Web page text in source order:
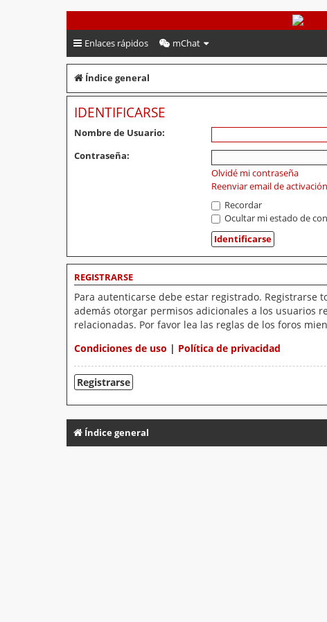
PeruVoley.com
Enlaces rápidos mChat
Índice general
IDENTIFICARSE
Nombre de Usuario:
Contraseña:
Olvidé mi contraseña
Reenviar email de activación
Recordar
Ocultar mi estado de
REGISTRARSE
Para autenticarse debe estar registrado. Registrarse
además otorgar permisos adicionales a los usuarios
relacionadas. Por favor lea las reglas de los foros
Condiciones de uso | Política de privacidad
Registrarse
Índice general